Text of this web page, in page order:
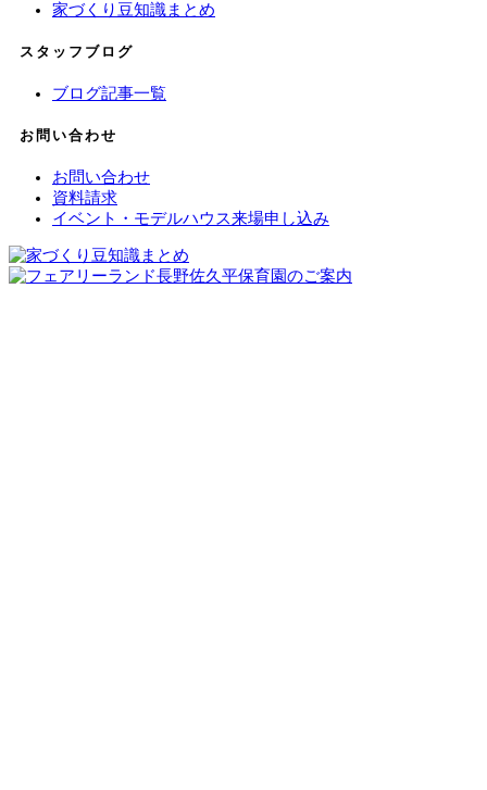
家づくり豆知識まとめ
スタッフブログ
ブログ記事一覧
お問い合わせ
お問い合わせ
資料請求
イベント・モデルハウス来場申し込み